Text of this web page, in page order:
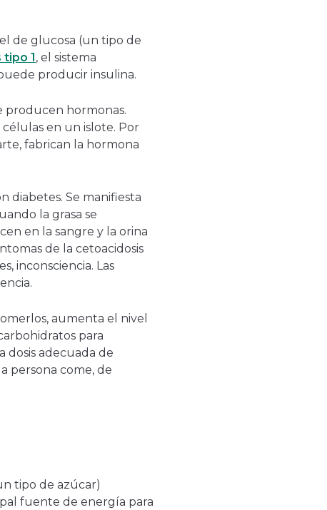
de glucosa (un tipo de
1 , el sistema
producir insulina.
producen hormonas.
células en un islote. Por
fabrican la hormona
diabetes. Se manifiesta
la grasa se
en la sangre y la orina
de la cetoacidosis
inconsciencia. Las
aumenta el nivel
para
dosis adecuada de
persona come, de
tipo de azúcar)
fuente de energía para